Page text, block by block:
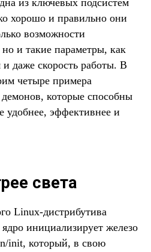
хорошо и правильно они
возможности
и такие параметры, как
и даже скорость работы. В
четыре примера
которые способны
удобнее, эффективнее и
света
Linux-дистрибутива
инициализирует железо
init, который, в свою